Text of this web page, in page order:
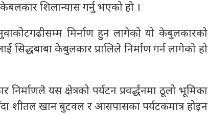
शिलान्यास गर्नु भएको हो ।
मिर्नाण हुन लागेको यो केबुलकारको
केबुलकार प्रालिले निर्माण गर्न लागेको हो
यस क्षेत्रको पर्यटन प्रवर्द्धनमा ठूलो भूमिका
शीतल खान बुटवल र आसपासका पर्यटकमात्र होइन